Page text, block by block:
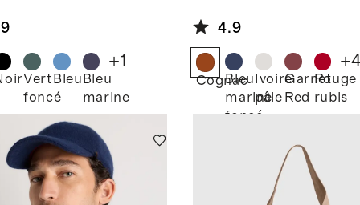
de
Vert
foncé
Bleu Bleu
marine
+1
voyage en cuir
italien
4.9
Cognac
Bleu
marine
foncé
Ivoire
pâle
Garnet
Red
Rouge
rubis
+